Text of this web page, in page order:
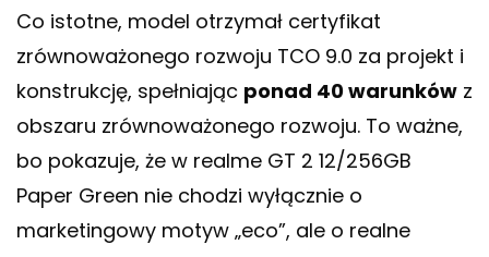
Co istotne, model otrzymał certyfikat
zrównoważonego rozwoju TCO 9.0 za projekt i
konstrukcję, spełniając ponad 40 warunków z
obszaru zrównoważonego rozwoju. To ważne,
bo pokazuje, że w realme GT 2 12/256GB
Paper Green nie chodzi wyłącznie o
marketingowy motyw „eco”, ale o realne